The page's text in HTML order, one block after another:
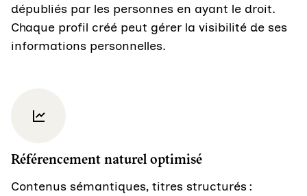
dépubliés par les personnes en ayant le droit.
Chaque profil créé peut gérer la visibilité de ses
informations personnelles.
Référencement naturel optimisé
Contenus sémantiques, titres structurés :